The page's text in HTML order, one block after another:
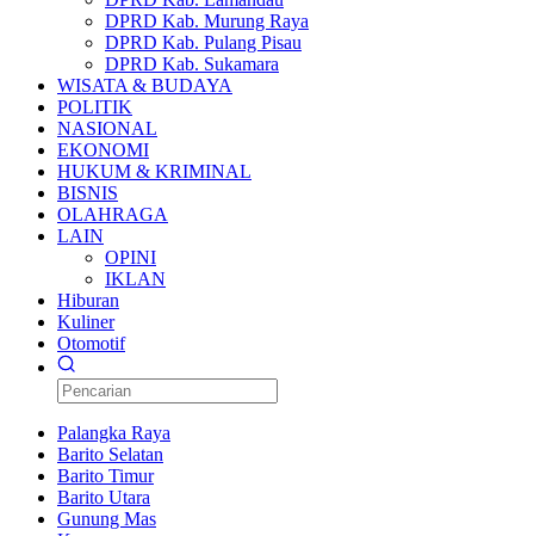
DPRD Kab. Murung Raya
DPRD Kab. Pulang Pisau
DPRD Kab. Sukamara
WISATA & BUDAYA
POLITIK
NASIONAL
EKONOMI
HUKUM & KRIMINAL
BISNIS
OLAHRAGA
LAIN
OPINI
IKLAN
Hiburan
Kuliner
Otomotif
Palangka Raya
Barito Selatan
Barito Timur
Barito Utara
Gunung Mas